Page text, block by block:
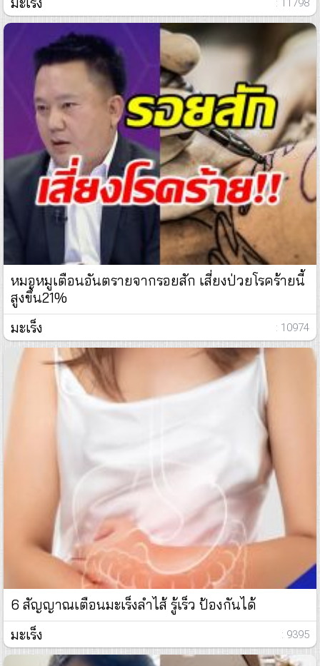
: 11798
หมอหมูเตือนอันตรายจากรอยสัก เสี่ยงป่วยโรคร้ายนี้
สูงขึ้น21%
มะเร็ง
: 10974
6 สัญญาณเตือนมะเร็งลำไส้ รู้เร็ว ป้องกันได้
มะเร็ง
: 9395